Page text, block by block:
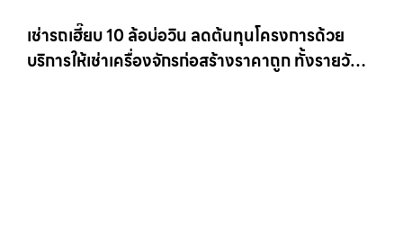
เช่ารถเฮี๊ยบ 10 ล้อบ่อวิน ลดต้นทุนโครงการด้วย
บริการให้เช่าเครื่องจักรก่อสร้างราคาถูก ทั้งรายวัน